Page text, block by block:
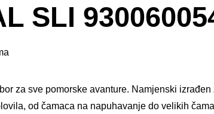
slikom
SLI
za sve pomorske avanture. Namjenski
od čamaca na napuhavanje do velikih